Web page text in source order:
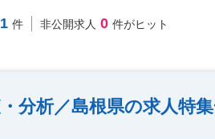
1 件 非公開求人 0 件がヒット
分析／島根県の求人特